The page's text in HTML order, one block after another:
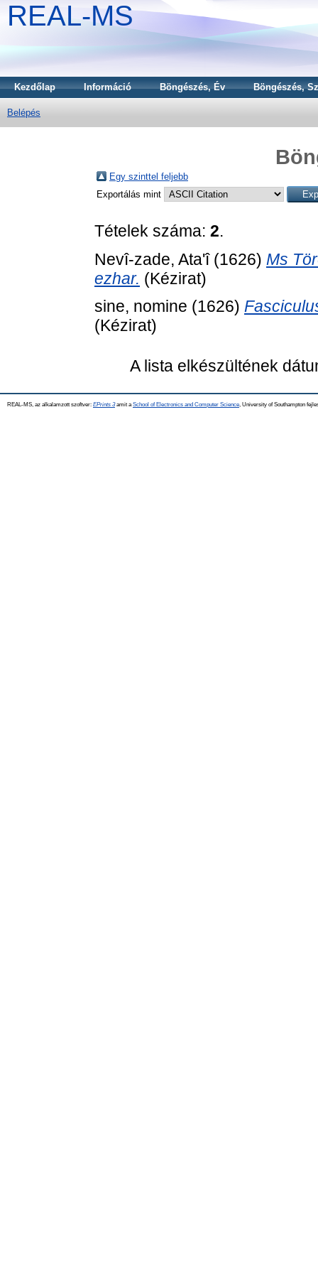
REAL-MS
Kezdőlap Információ Böngészés, Év Böngészés,
Belépés
Egy szinttel feljebb
Exportálás mint
Tételek száma: 2.
Nevî-zade, Ata'î(1626) Ms
ezhar. (Kézirat)
sine, nomine (1626)
(Kézirat)
A lista elkészültének
REAL-MS, az alkalamzott szoftver: EPrints 3amit a School of Electronics and Computer Science , University of Southampton